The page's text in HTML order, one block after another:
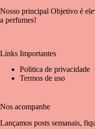
Nosso principal Objetivo é
a perfumes!
Links Importantes
Politica de privacidade
Termos de uso
Nos acompanhe
Lançamos posts semanais,